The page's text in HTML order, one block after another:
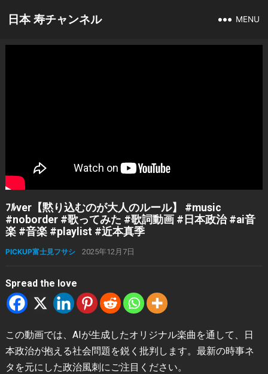
日本 寿チャンネル MENU
ﾌﾙver【黙り込むのが大人のルール】 #music
#noborder #歌ってみた #歌詞動画 #日本政治 #ai音
楽 #音楽 #playlist #近本真季
PICKUP富士見フサシ 2025年12月7日
Spread the love
この動画では、AIが生成したオリジナル楽曲を通して、日
本政治が抱える社会問題を鋭く批判します。最新の時事ネ
タを元にした政治風刺にご注目ください。